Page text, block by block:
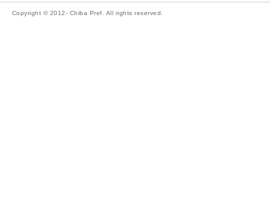
Copyright © 2012- Chiba Pref. All rights reserved.